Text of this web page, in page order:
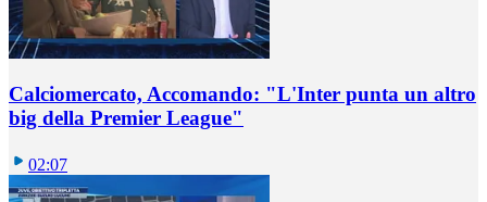
Calciomercato, Accomando: "L'Inter punta un altro
big della Premier League"
02:07